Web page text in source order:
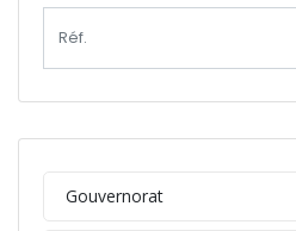
Gouvernorat